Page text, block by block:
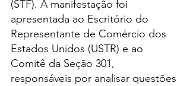
(STF). A manifestação foi
apresentada ao Escritório do
Representante de Comércio dos
Estados Unidos (USTR) e ao
Comitê da Seção 301,
responsáveis por analisar questões